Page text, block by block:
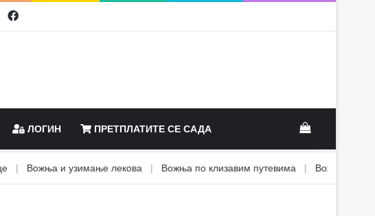
Facebook
ЛОГИН ПРЕТПЛАТИТЕ СЕ САДА View your
Вожња и узимање лекова | Вожња по клизавим путевима | Вожња са